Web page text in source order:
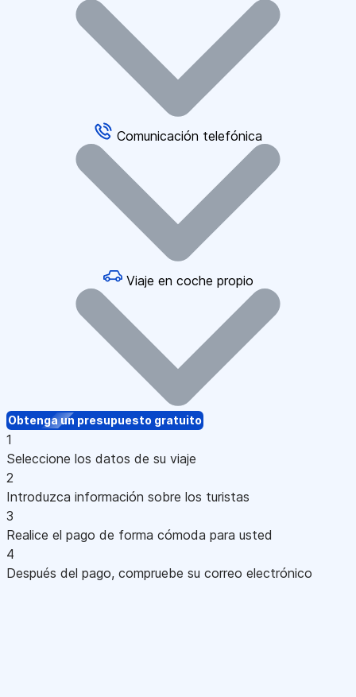
Comunicación telefónica
Viaje en coche propio
Obtenga un presupuesto gratuito
1
Seleccione los datos de su viaje
2
Introduzca información sobre los turistas
3
Realice el pago de forma cómoda para usted
4
Después del pago, compruebe su correo electrónico